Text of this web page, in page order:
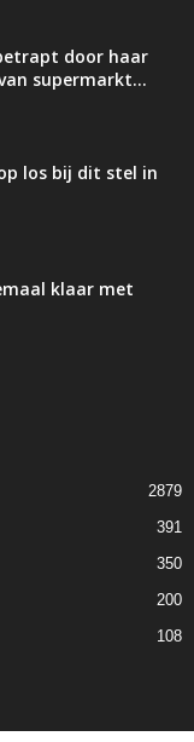
door haar
supermarkt…
los bij dit stel in
klaar met
2879
391
350
200
108